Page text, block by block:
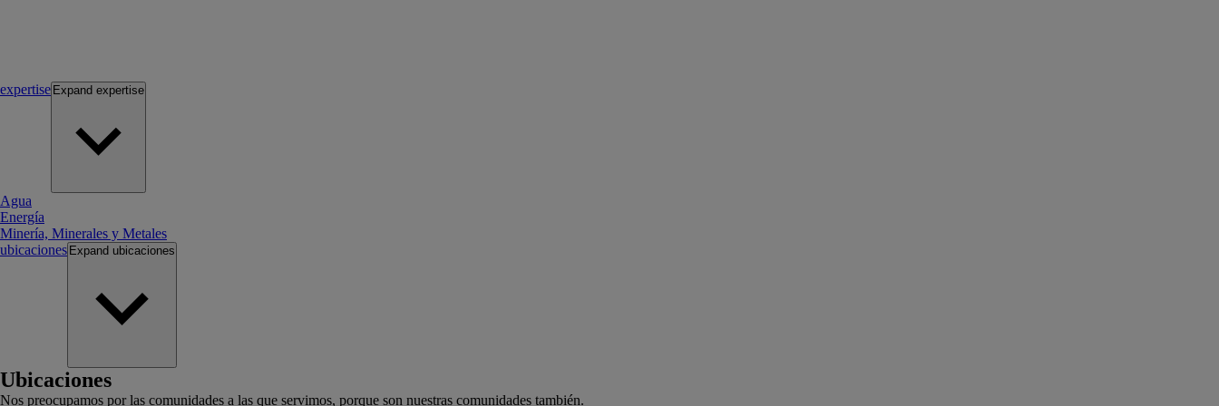
expertise Expand expertise
Agua
Energía
Minería, Minerales y Metales
ubicaciones Expand ubicaciones
Ubicaciones
Nos preocupamos por las comunidades a las que servimos, porque son nuestras comunidades también.